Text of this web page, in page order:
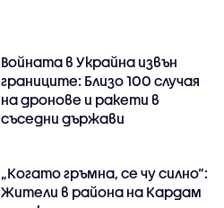
Войната в Украйна извън
границите: Близо 100 случая
на дронове и ракети в
съседни държави
„Когато гръмна, се чу силно“:
Жители в района на Кардам